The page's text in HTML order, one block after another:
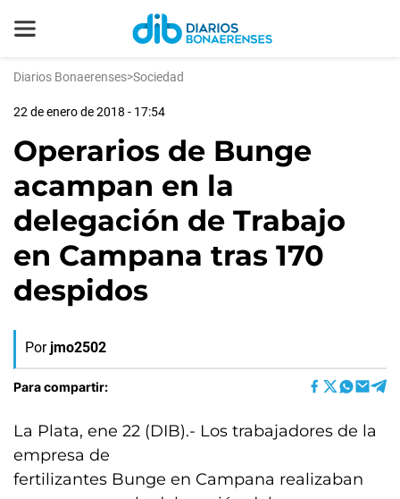
Diarios Bonaerenses>Sociedad
22 de enero de 2018 - 17:54
Operarios de Bunge
acampan en la
delegación de Trabajo
en Campana tras 170
despidos
Por jmo2502
Para compartir:
La Plata, ene 22 (DIB).- Los trabajadores de la
empresa de
fertilizantes Bunge en Campana realizaban